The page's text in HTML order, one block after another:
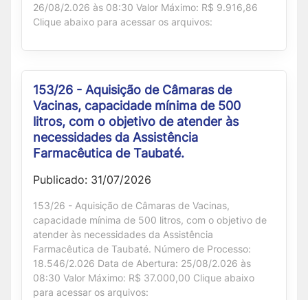
26/08/2.026 às 08:30 Valor Máximo: R$ 9.916,86
Clique abaixo para acessar os arquivos:
153/26 - Aquisição de Câmaras de
Vacinas, capacidade mínima de 500
litros, com o objetivo de atender às
necessidades da Assistência
Farmacêutica de Taubaté.
Publicado: 31/07/2026
153/26 - Aquisição de Câmaras de Vacinas,
capacidade mínima de 500 litros, com o objetivo de
atender às necessidades da Assistência
Farmacêutica de Taubaté. Número de Processo:
18.546/2.026 Data de Abertura: 25/08/2.026 às
08:30 Valor Máximo: R$ 37.000,00 Clique abaixo
para acessar os arquivos: